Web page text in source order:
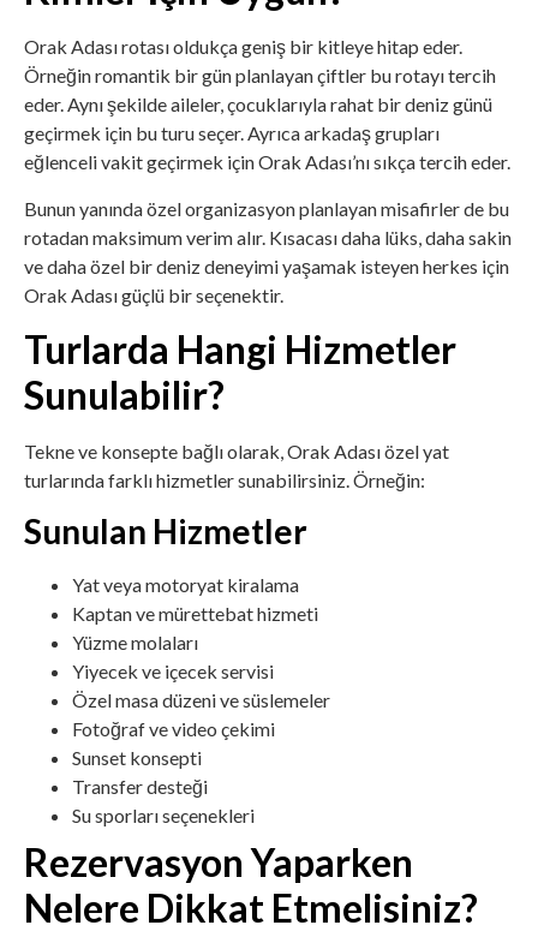
Orak Adası rotası oldukça geniş bir kitleye hitap eder.
Örneğin romantik bir gün planlayan çiftler bu rotayı tercih
eder. Aynı şekilde aileler, çocuklarıyla rahat bir deniz günü
geçirmek için bu turu seçer. Ayrıca arkadaş grupları
eğlenceli vakit geçirmek için Orak Adası’nı sıkça tercih eder.
Bunun yanında özel organizasyon planlayan misafirler de bu
rotadan maksimum verim alır. Kısacası daha lüks, daha sakin
ve daha özel bir deniz deneyimi yaşamak isteyen herkes için
Orak Adası güçlü bir seçenektir.
Turlarda Hangi Hizmetler
Sunulabilir?
Tekne ve konsepte bağlı olarak, Orak Adası özel yat
turlarında farklı hizmetler sunabilirsiniz. Örneğin:
Sunulan Hizmetler
Yat veya motoryat kiralama
Kaptan ve mürettebat hizmeti
Yüzme molaları
Yiyecek ve içecek servisi
Özel masa düzeni ve süslemeler
Fotoğraf ve video çekimi
Sunset konsepti
Transfer desteği
Su sporları seçenekleri
Rezervasyon Yaparken
Nelere Dikkat Etmelisiniz?